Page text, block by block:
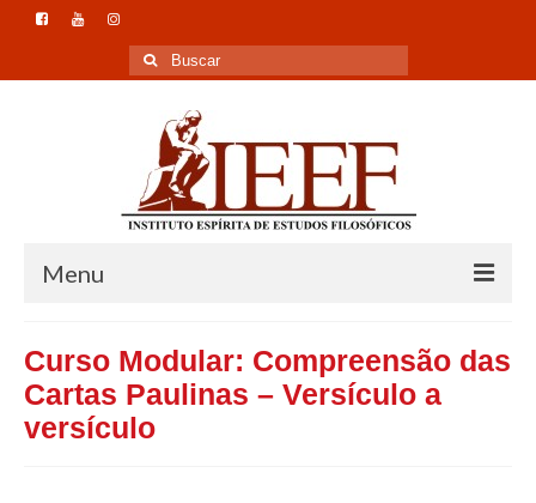
Buscar
por:
Menu
Instituto
Formação
Curso Modular: Compreensão das
Cartas Paulinas – Versículo a
versículo